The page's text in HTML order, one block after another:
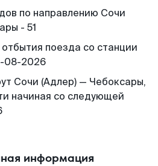
по направлению Сочи
- 51
поезда со станции
08-2026
Сочи (Адлер) — Чебоксары,
начиная со следующей
информация